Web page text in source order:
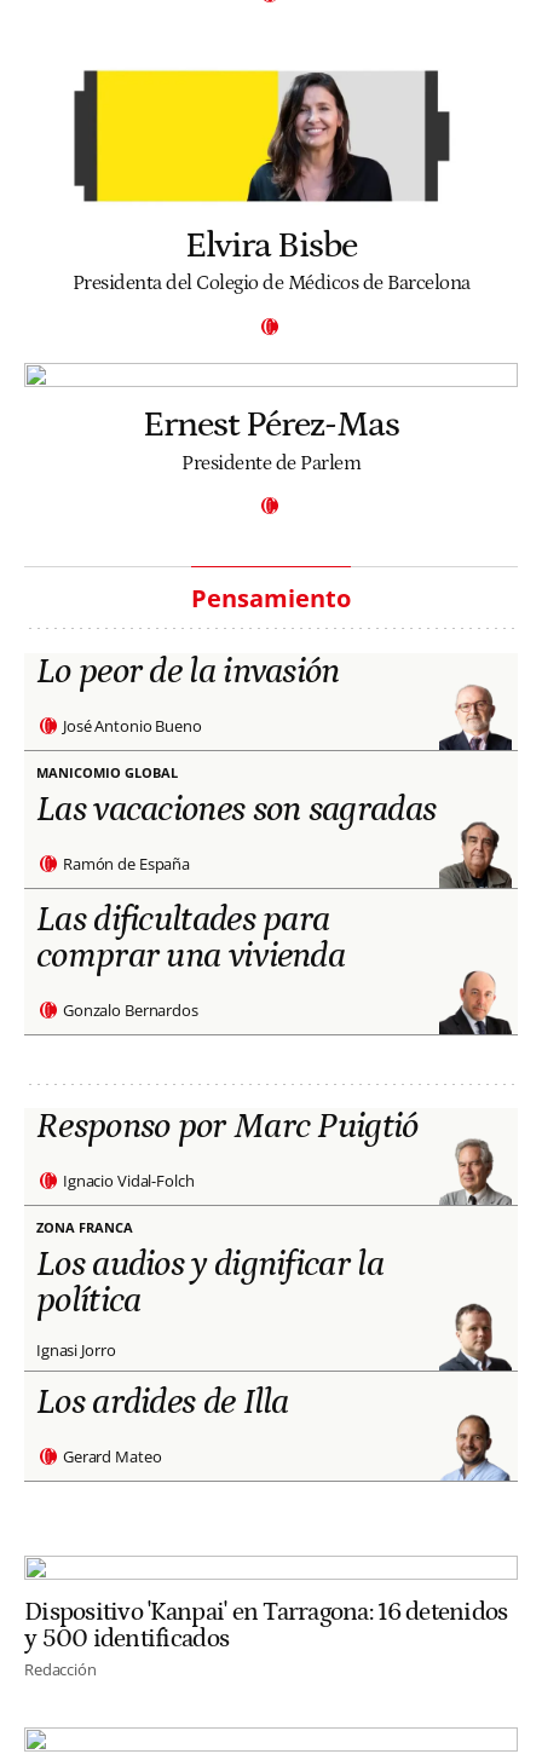
Elvira Bisbe
Presidenta del Colegio de Médicos de Barcelona
Ernest Pérez-Mas
Presidente de Parlem
Pensamiento
Lo peor de la invasión
José Antonio Bueno
MANICOMIO GLOBAL
Las vacaciones son sagradas
Ramón de España
Las dificultades para
comprar una vivienda
Gonzalo Bernardos
Responso por Marc Puigtió
Ignacio Vidal-Folch
ZONA FRANCA
Los audios y dignificar la
política
Ignasi Jorro
Los ardides de Illa
Gerard Mateo
Dispositivo 'Kanpai' en Tarragona: 16 detenidos
y 500 identificados
Redacción